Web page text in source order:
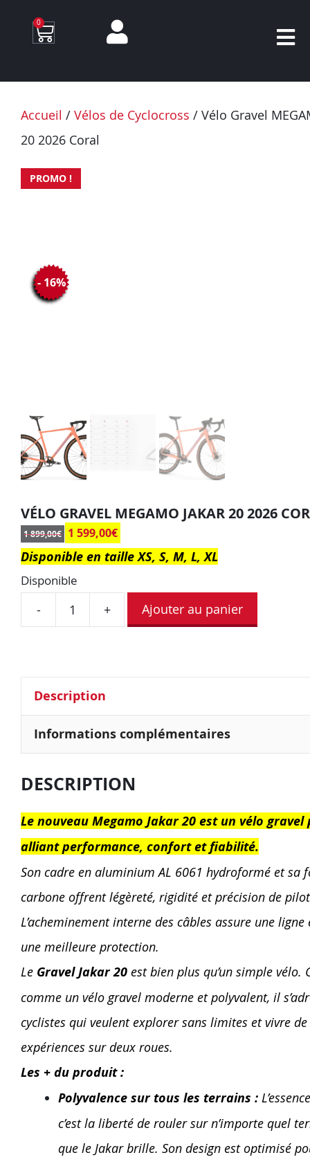
0
Accueil / Vélos de Cyclocross / Vélo Gravel
20 2026 Coral
PROMO !
VÉLO GRAVEL MEGAMO JAKAR 20 2026
1 899,00€ 1 599,00€
- 16%
Disponible en taille XS, S, M, L, XL
Disponible
- + Ajouter au panier
Description
Informations complémentaires
DESCRIPTION
Le nouveau Megamo Jakar 20 est un vélo
alliant performance, confort et fiabilité.
Son cadre en aluminium AL 6061 hydroformé et sa
carbone offrent légèreté, rigidité et précision de
L’acheminement interne des câbles assure une ligne
une meilleure protection.
Le Gravel Jakar 20 est bien plus qu’un simple vélo.
comme un vélo gravel moderne et polyvalent, il
cyclistes qui veulent explorer sans limites et vivre
expériences sur deux roues.
Les + du produit :
Polyvalence sur tous les terrains :
c’est la liberté de rouler sur n’importe quel
que le Jakar brille. Son design est optimisé